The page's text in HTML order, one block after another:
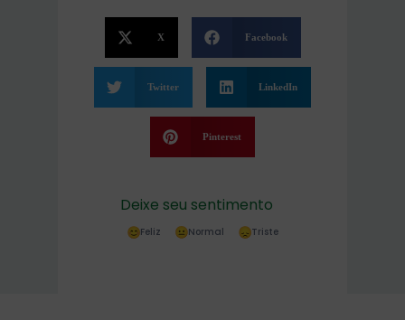
X Facebook
Twitter LinkedIn
Pinterest
Deixe seu sentimento
Feliz Normal Triste